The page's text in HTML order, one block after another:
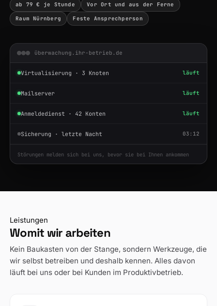
ab 79 € je Stunde Vor Ort und aus der Ferne
Raum Nürnberg Feste Ansprechperson
überwachung.ihr-betrieb.de
Virtualisierung · 3 Knoten läuft
Mailserver läuft
Anmeldedienst · 42 Konten läuft
Sicherung · letzte Nacht 03:12
Störungen melden sich bei uns, bevor sie bei Ihnen ankommen
Leistungen
Womit wir arbeiten
Kein Baukasten von der Stange, sondern Werkzeuge, die
wir selbst betreiben und deshalb kennen. Alles davon
läuft bei uns oder bei Kunden im Produktivbetrieb.